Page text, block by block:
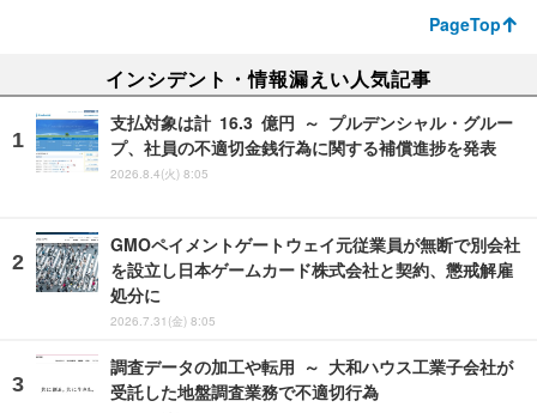
PageTop
インシデント・情報漏えい人気記事
支払対象は計 16.3 億円 ～ プルデンシャル・グルー
プ、社員の不適切金銭行為に関する補償進捗を発表
2026.8.4(火) 8:05
GMOペイメントゲートウェイ元従業員が無断で別会社
を設立し日本ゲームカード株式会社と契約、懲戒解雇
処分に
2026.7.31(金) 8:05
調査データの加工や転用 ～ 大和ハウス工業子会社が
受託した地盤調査業務で不適切行為